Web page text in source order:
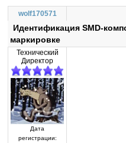
wolf170571
Идентификация SMD-
маркировке
Технический
Директор
Дата
регистрации: